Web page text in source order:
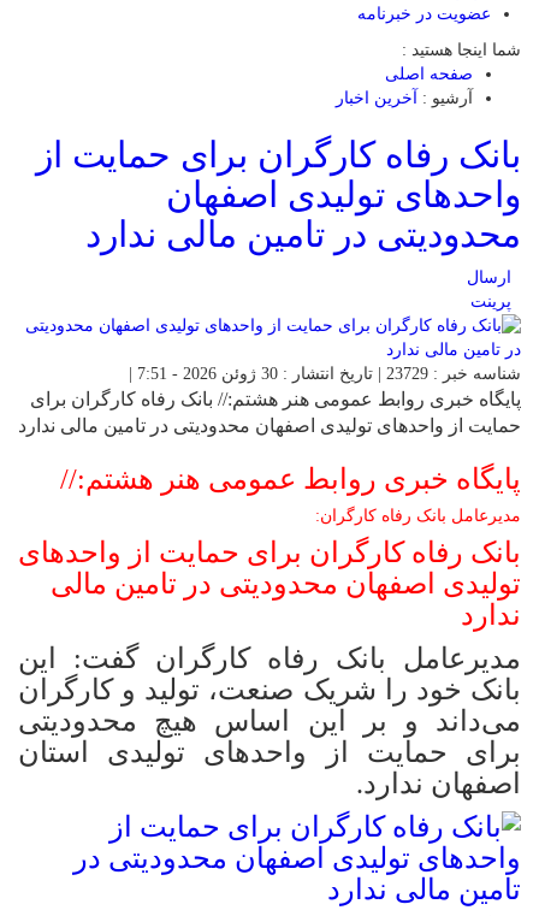
عضويت در خبرنامه
شما اینجا هستید :
صفحه اصلی
آرشیو :
آخرین اخبار
بانک رفاه کارگران برای حمایت از
واحدهای تولیدی اصفهان
محدودیتی در تامین مالی ندارد
ارسال
پرینت
شناسه خبر : 23729 | تاریخ انتشار : 30 ژوئن 2026 - 7:51 |
پایگاه خبری روابط عمومی هنر هشتم:// بانک رفاه کارگران برای
حمایت از واحدهای تولیدی اصفهان محدودیتی در تامین مالی ندارد
پایگاه خبری روابط عمومی هنر هشتم://
مدیرعامل بانک رفاه کارگران:
بانک رفاه کارگران برای حمایت از واحدهای
تولیدی اصفهان محدودیتی در تامین مالی
ندارد
مدیرعامل بانک رفاه کارگران گفت: این
بانک خود را شریک صنعت، تولید و کارگران
می‌داند و بر این اساس هیچ محدودیتی
برای حمایت از واحدهای تولیدی استان
اصفهان ندارد.